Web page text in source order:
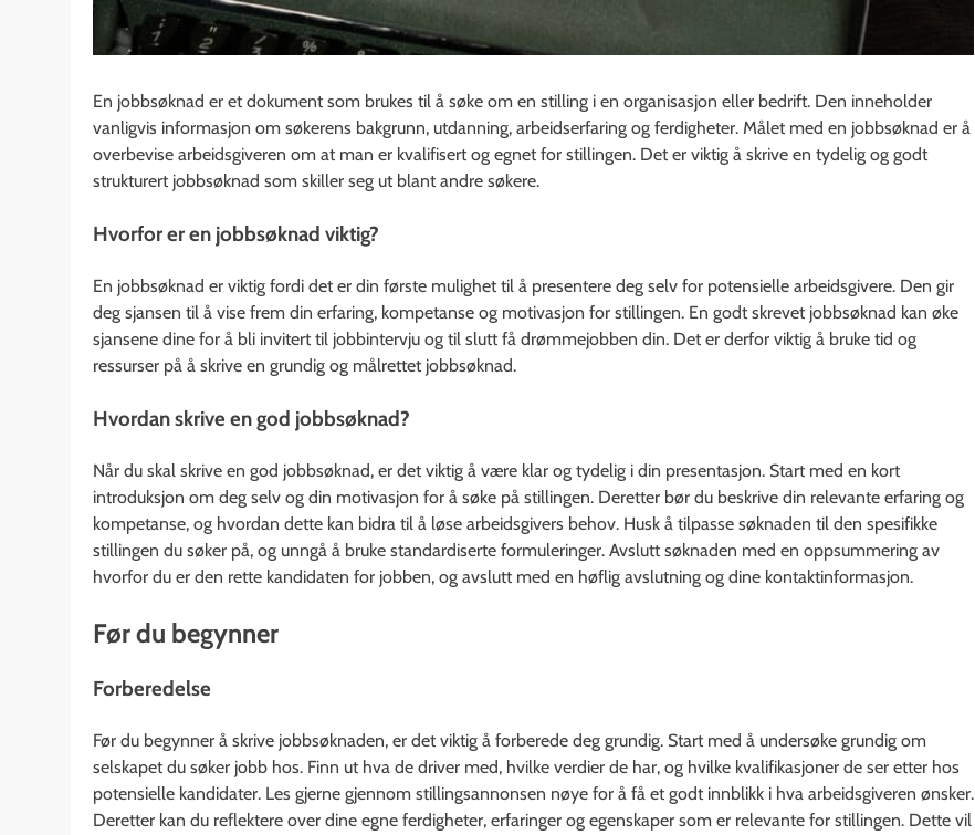
En jobbsøknad er et dokument som brukes til å søke om en stilling i en organisasjon eller bedrift. Den inneholder
vanligvis informasjon om søkerens bakgrunn, utdanning, arbeidserfaring og ferdigheter. Målet med en jobbsøknad er å
overbevise arbeidsgiveren om at man er kvalifisert og egnet for stillingen. Det er viktig å skrive en tydelig og godt
strukturert jobbsøknad som skiller seg ut blant andre søkere.
Hvorfor er en jobbsøknad viktig?
En jobbsøknad er viktig fordi det er din første mulighet til å presentere deg selv for potensielle arbeidsgivere. Den gir
deg sjansen til å vise frem din erfaring, kompetanse og motivasjon for stillingen. En godt skrevet jobbsøknad kan øke
sjansene dine for å bli invitert til jobbintervju og til slutt få drømmejobben din. Det er derfor viktig å bruke tid og
ressurser på å skrive en grundig og målrettet jobbsøknad.
Hvordan skrive en god jobbsøknad?
Når du skal skrive en god jobbsøknad, er det viktig å være klar og tydelig i din presentasjon. Start med en kort
introduksjon om deg selv og din motivasjon for å søke på stillingen. Deretter bør du beskrive din relevante erfaring og
kompetanse, og hvordan dette kan bidra til å løse arbeidsgivers behov. Husk å tilpasse søknaden til den spesifikke
stillingen du søker på, og unngå å bruke standardiserte formuleringer. Avslutt søknaden med en oppsummering av
hvorfor du er den rette kandidaten for jobben, og avslutt med en høflig avslutning og dine kontaktinformasjon.
Før du begynner
Forberedelse
Før du begynner å skrive jobbsøknaden, er det viktig å forberede deg grundig. Start med å undersøke grundig om
selskapet du søker jobb hos. Finn ut hva de driver med, hvilke verdier de har, og hvilke kvalifikasjoner de ser etter hos
potensielle kandidater. Les gjerne gjennom stillingsannonsen nøye for å få et godt innblikk i hva arbeidsgiveren ønsker.
Deretter kan du reflektere over dine egne ferdigheter, erfaringer og egenskaper som er relevante for stillingen. Dette vil